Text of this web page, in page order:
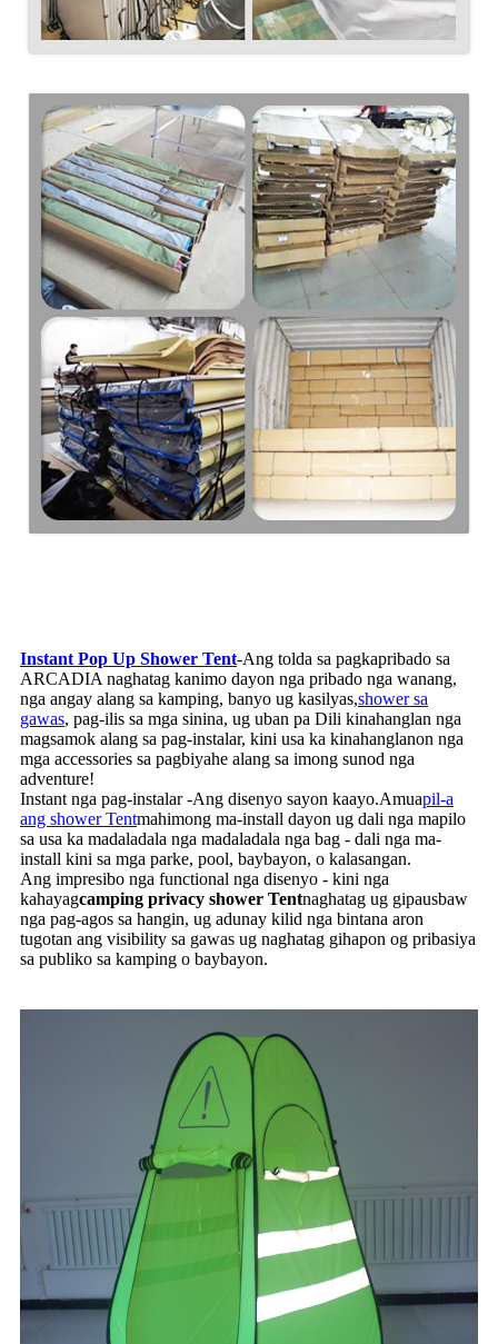
Instant Pop Up Shower Tent-Ang tolda sa pagkapribado sa
ARCADIA naghatag kanimo dayon nga pribado nga wanang,
nga angay alang sa kamping, banyo ug kasilyas,shower sa
gawas, pag-ilis sa mga sinina, ug uban pa Dili kinahanglan nga
magsamok alang sa pag-instalar, kini usa ka kinahanglanon nga
mga accessories sa pagbiyahe alang sa imong sunod nga
adventure!
Instant nga pag-instalar -Ang disenyo sayon ​​​​kaayo.Amuapil-a
ang shower Tentmahimong ma-install dayon ug dali nga mapilo
sa usa ka madaladala nga madaladala nga bag - dali nga ma-
install kini sa mga parke, pool, baybayon, o kalasangan.
Ang impresibo nga functional nga disenyo - kini nga
kahayagcamping privacy shower Tentnaghatag ug gipausbaw
nga pag-agos sa hangin, ug adunay kilid nga bintana aron
tugotan ang visibility sa gawas ug naghatag gihapon og pribasiya
sa publiko sa kamping o baybayon.